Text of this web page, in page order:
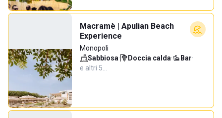
Macramè | Apulian Beach
Experience
Monopoli
Sabbiosa· Doccia calda· Bar·
e altri 5…